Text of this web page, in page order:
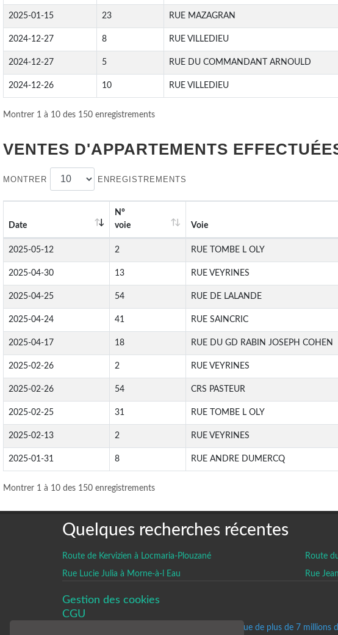
2025-01-15 23 RUE MAZAGRAN
2024-12-27 8 RUE VILLEDIEU
2024-12-27 5 RUE DU COMMANDANT ARNOULD
2024-12-26 10 RUE VILLEDIEU
Montrer 1 à 10 des 150 enregistrements
VENTES D'APPARTEMENTS
MONTRER ENREGISTREMENTS
Date
N°
voie
Voie
2025-05-12 2 RUE TOMBE L OLY
2025-04-30 13 RUE VEYRINES
2025-04-25 54 RUE DE LALANDE
2025-04-24 41 RUE SAINCRIC
2025-04-17 18 RUE DU GD RABIN JOSEPH COHEN
2025-02-26 2 RUE VEYRINES
2025-02-26 54 CRS PASTEUR
2025-02-25 31 RUE TOMBE L OLY
2025-02-13 2 RUE VEYRINES
2025-01-31 8 RUE ANDRE DUMERCQ
Montrer 1 à 10 des 150 enregistrements
Quelques recherches récentes
Route de Kervizien à Locmaria-Plouzané Route
Rue Lucie Julia à Morne-à-l Eau Rue
Gestion des cookies
CGU
Un historique de plus de 7 millions